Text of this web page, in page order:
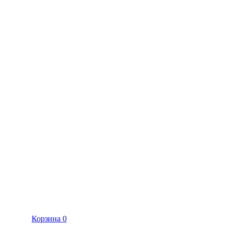
Корзина 0